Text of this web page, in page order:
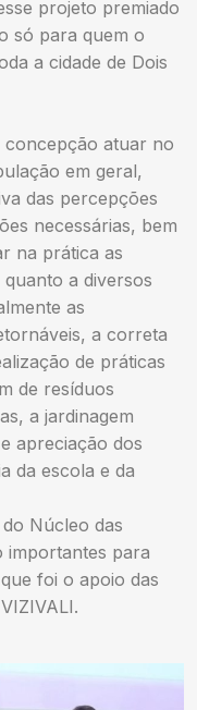
projeto premiado
só para quem o
a cidade de Dois
concepção atuar no
em geral,
das percepções
necessárias, bem
na prática as
a diversos
as
a correta
de práticas
de resíduos
a jardinagem
apreciação dos
da escola e da
Núcleo das
importantes para
foi o apoio das